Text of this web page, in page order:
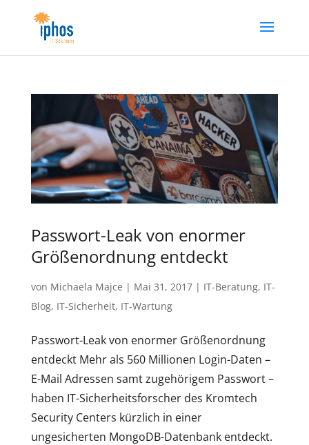
Passwort-Leak von enormer
Größenordnung entdeckt
von Michaela Majce | Mai 31, 2017| IT-Beratung, IT-
Blog, IT-Sicherheit, IT-Wartung
Passwort-Leak von enormer Größenordnung
entdeckt Mehr als 560 Millionen Login-Daten –
E-Mail Adressen samt zugehörigem Passwort –
haben IT-Sicherheitsforscher des Kromtech
Security Centers kürzlich in einer
ungesicherten MongoDB-Datenbank entdeckt.